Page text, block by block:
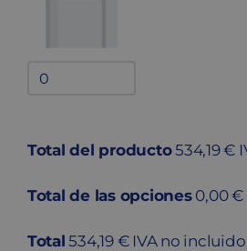
Bandejas
Total del producto534,19 €
Total de las opciones 0,00 €
Total 534,19 € IVA no incluido